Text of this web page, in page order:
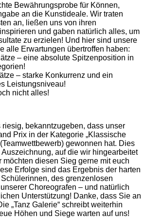
Bewährungsprobe für Können,
an die Kunstideale. Wir traten
an, ließen uns von ihren
und gaben natürlich alles, um
zu erzielen! Und hier sind unsere
alle Erwartungen übertroffen haben:
– eine absolute Spitzenposition in
– starke Konkurrenz und ein
Leistungsniveau!
nicht alles!
riesig, bekanntzugeben, dass unser
Prix in der Kategorie „Klassische
gewonnen hat. Dies
Auszeichnung, auf die wir hingearbeitet
möchten diesen Sieg gerne mit euch
Erfolge sind das Ergebnis der harten
des grenzenlosen
Choreografen – und natürlich
Unterstützung! Danke, dass Sie an
„Tanz Galerie“ schreibt weiterhin
Höhen und Siege warten auf uns!